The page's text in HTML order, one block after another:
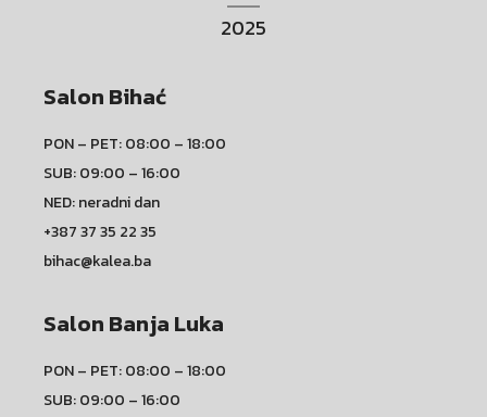
2025
Salon Bihać
PON – PET: 08:00 – 18:00
SUB: 09:00 – 16:00
NED: neradni dan
+387 37 35 22 35
bihac@kalea.ba
Salon Banja Luka
PON – PET: 08:00 – 18:00
SUB: 09:00 – 16:00